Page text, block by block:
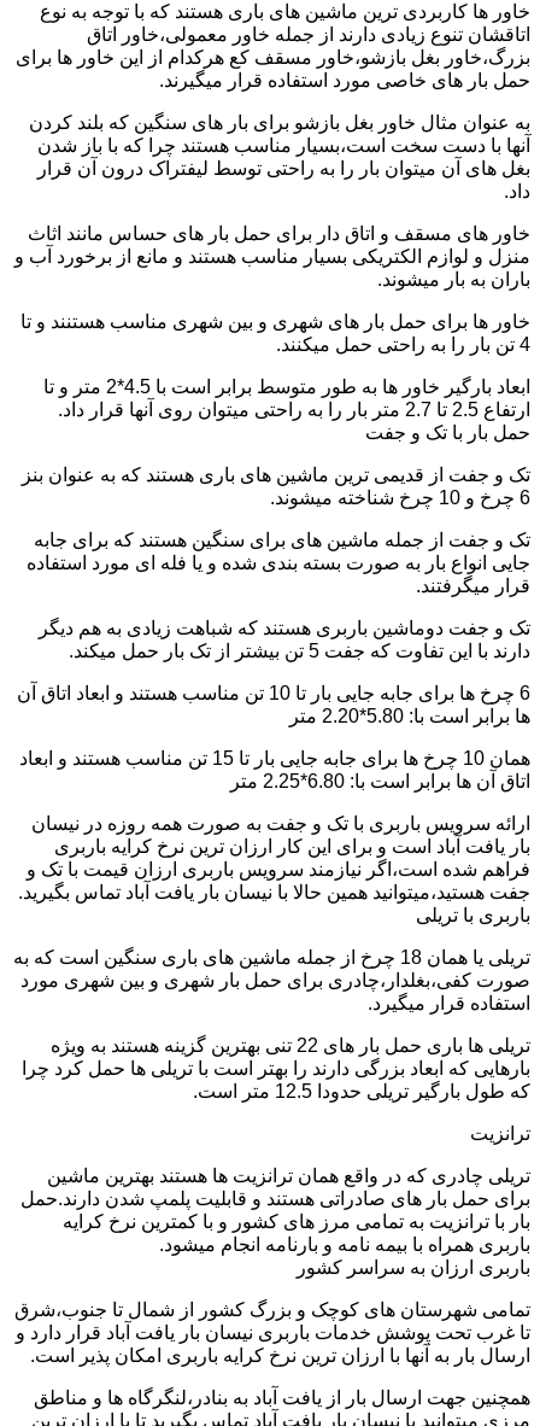
خاور ها کاربردی ترین ماشین های باری هستند که با توجه به نوع
اتاقشان تنوع زیادی دارند از جمله خاور معمولی،خاور اتاق
بزرگ،خاور بغل بازشو،خاور مسقف کع هرکدام از این خاور ها برای
حمل بار های خاصی مورد استفاده قرار میگیرند.
به عنوان مثال خاور بغل بازشو برای بار های سنگین که بلند کردن
آنها با دست سخت است،بسیار مناسب هستند چرا که با باز شدن
بغل های آن میتوان بار را به راحتی توسط لیفتراک درون آن قرار
داد.
خاور های مسقف و اتاق دار برای حمل بار های حساس مانند اثاث
منزل و لوازم الکتریکی بسیار مناسب هستند و مانع از برخورد آب و
باران به بار میشوند.
خاور ها برای حمل بار های شهری و بین شهری مناسب هستنند و تا
4 تن بار را به راحتی حمل میکنند.
ابعاد بارگیر خاور ها به طور متوسط برابر است با 4.5*2 متر و تا
ارتفاع 2.5 تا 2.7 متر بار را به راحتی میتوان روی آنها قرار داد.
حمل بار با تک و جفت
تک و جفت از قدیمی ترین ماشین های باری هستند که به عنوان بنز
6 چرخ و 10 چرخ شناخته میشوند.
تک و جفت از جمله ماشین های برای سنگین هستند که برای جابه
جایی انواع بار به صورت بسته بندی شده و یا فله ای مورد استفاده
قرار میگرفتند.
تک و جفت دوماشین باربری هستند که شباهت زیادی به هم دیگر
دارند با این تفاوت که جفت 5 تن بیشتر از تک بار حمل میکند.
6 چرخ ها برای جابه جایی بار تا 10 تن مناسب هستند و ابعاد اتاق آن
ها برابر است با: 5.80*2.20 متر
همان 10 چرخ ها برای جابه جایی بار تا 15 تن مناسب هستند و ابعاد
اتاق آن ها برابر است با: 6.80*2.25 متر
ارائه سرویس باربری با تک و جفت به صورت همه روزه در نیسان
بار یافت آباد است و برای این کار ارزان ترین نرخ کرایه باربری
فراهم شده است،اگر نیازمند سرویس باربری ارزان قیمت با تک و
جفت هستید،میتوانید همین حالا با نیسان بار یافت آباد تماس بگیرید.
باربری با تریلی
تریلی یا همان 18 چرخ از جمله ماشین های باری سنگین است که به
صورت کفی،بغلدار،چادری برای حمل بار شهری و بین شهری مورد
استفاده قرار میگیرد.
تریلی ها باری حمل بار های 22 تنی بهترین گزینه هستند به ویژه
بارهایی که ابعاد بزرگی دارند را بهتر است با تریلی ها حمل کرد چرا
که طول بارگیر تریلی حدودا 12.5 متر است.
ترانزیت
تریلی چادری که در واقع همان ترانزیت ها هستند بهترین ماشین
برای حمل بار های صادراتی هستند و قابلیت پلمپ شدن دارند.حمل
بار با ترانزیت به تمامی مرز های کشور و با کمترین نرخ کرایه
باربری همراه با بیمه نامه و بارنامه انجام میشود.
باربری ارزان به سراسر کشور
تمامی شهرستان های کوچک و بزرگ کشور از شمال تا جنوب،شرق
تا غرب تحت پوشش خدمات باربری نیسان بار یافت آباد قرار دارد و
ارسال بار به آنها با ارزان ترین نرخ کرایه باربری امکان پذیر است.
همچنین جهت ارسال بار از یافت آباد به بنادر،لنگرگاه ها و مناطق
مرزی میتوانید با نیسان بار یافت آباد تماس بگیرید تا با ارزان ترین